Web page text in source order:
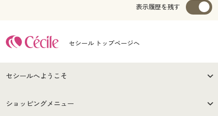
表示履歴を残す
セシール トップページへ
セシールへようこそ
はじめての方へ
ショッピングメニュー